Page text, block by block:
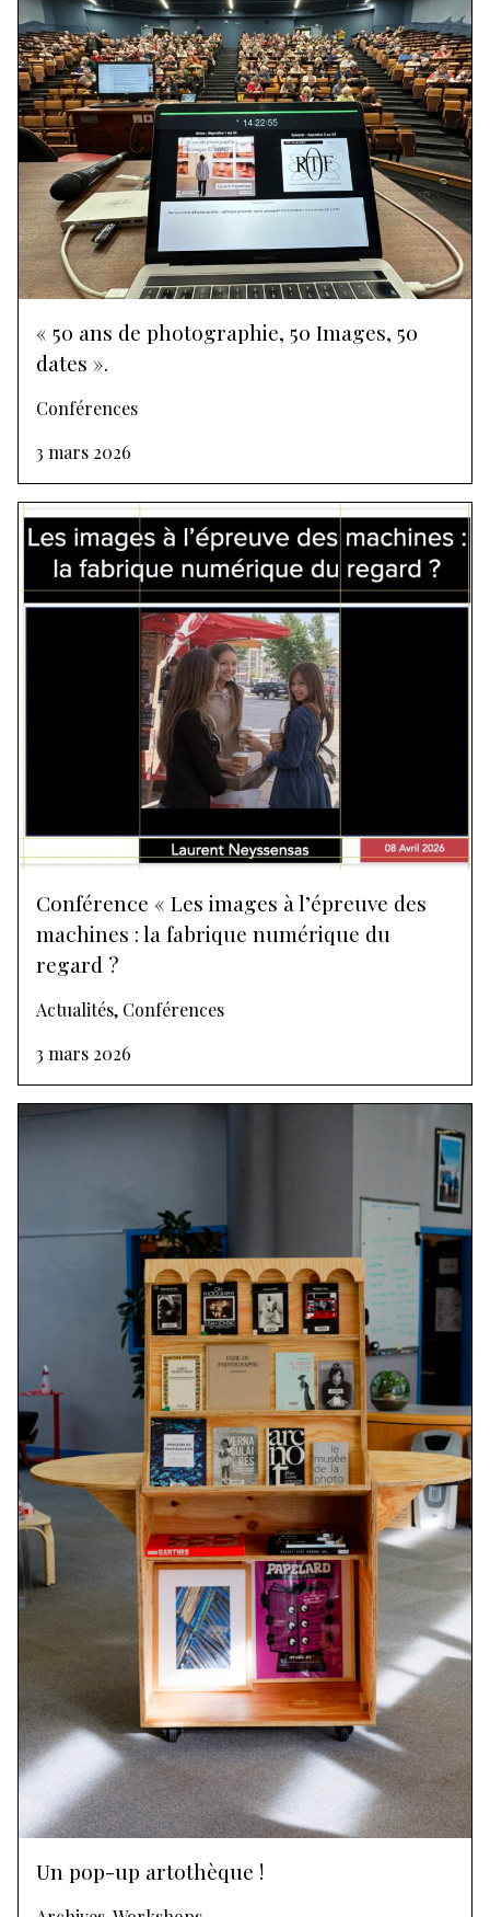
« 50 ans de photographie, 50 Images, 50
dates ».
Conférences
3 mars 2026
Conférence « Les images à l’épreuve des
machines : la fabrique numérique du
regard ?
Actualités, Conférences
3 mars 2026
Un pop-up artothèque !